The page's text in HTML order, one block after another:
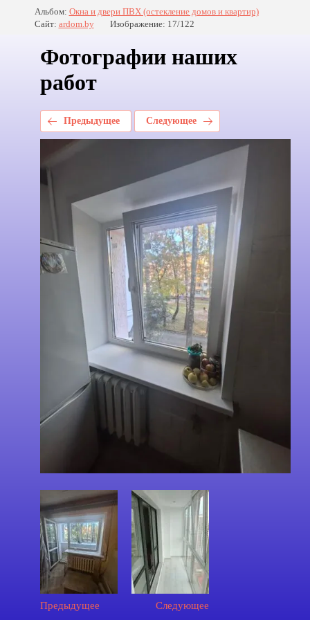
Альбом: Окна и двери ПВХ (остекление домов и квартир)
Сайт: ardom.by Изображение: 17/122
Фотографии наших
работ
Предыдущее Следующее
Предыдущее Следующее